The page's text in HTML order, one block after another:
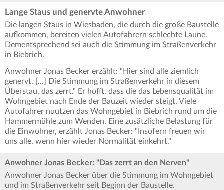
Lange Staus und genervte Anwohner
Die langen Staus in Wiesbaden, die durch die große Baustelle
aufkommen, bereiten vielen Autofahrern schlechte Laune.
Dementsprechend sei auch die Stimmung im Straßenverkehr
in Biebrich.
Anwohner Jonas Becker erzählt: "Hier sind alle ziemlich
genervt. [...] Die Stimmung im Straßenverkehr in diesem
Überstau, das zerrt." Er hofft, dass die das Lebensqualität im
Wohngebiet nach Ende der Bauzeit wieder steigt. Viele
Autofahrer nuutzen das Wohngebiet in Biebrich rund um die
Hammermühle zum Wenden. Eine zusätzliche Belastung für
die Einwohner, erzählt Jonas Becker: "Insofern freuen wir
uns alle, wenn hier wieder Normalität einkehrt."
Anwohner Jonas Becker: "Das zerrt an den Nerven"
Anwohner Jonas Becker über die Stimmung im Wohngebiet
und im Straßenverkehr seit Beginn der Baustelle.